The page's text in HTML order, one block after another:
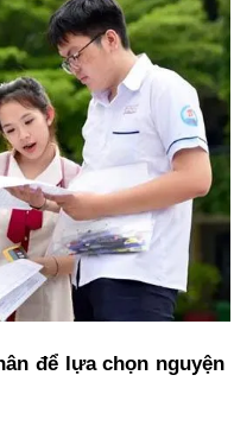
để lựa chọn nguyện